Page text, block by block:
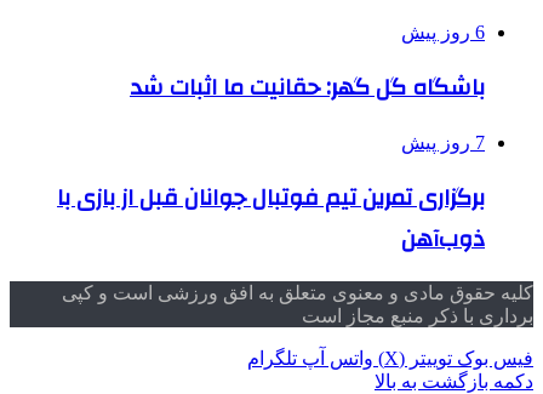
6 روز پیش
باشگاه گل گهر: حقانیت ما اثبات شد
7 روز پیش
برگزاری تمرین تیم فوتبال جوانان قبل از بازی با
ذوب‌آهن
کلیه حقوق مادی و معنوی متعلق به افق ورزشی است و کپی
برداری با ذکر منبع مجاز است
فیس بوک توییتر (X) واتس آپ تلگرام
دکمه بازگشت به بالا